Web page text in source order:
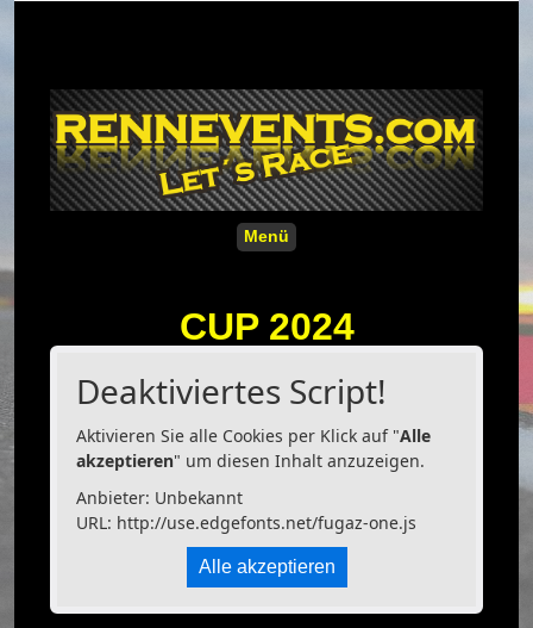
Menü
CUP 2024
Deaktiviertes Script!
Aktivieren Sie alle Cookies per Klick auf "Alle
akzeptieren" um diesen Inhalt anzuzeigen.
Anbieter: Unbekannt
URL: http://use.edgefonts.net/fugaz-one.js
Alle akzeptieren